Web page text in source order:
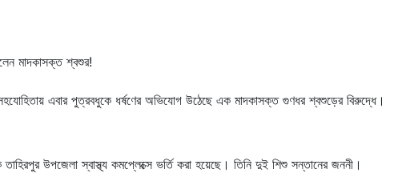
সহযোহিতায় এবার পুত্রবধুকে ধর্ষণের অভিযোগ উঠেছে এক মাদকাসক্ত গুণধর শ্বশুড়ের বিরুদ্ধে।
উপজেলা স্বাস্থ্য কমপ্লেক্সে ভর্তি করা হয়েছে। তিনি দুই শিশু সন্তানের জননী।